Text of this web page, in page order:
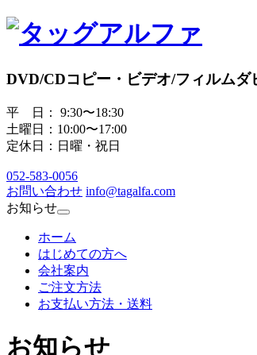
DVD/CDコピー・ビデオ/フィルム
平 日： 9:30〜18:30
土曜日：10:00〜17:00
定休日：日曜・祝日
052-583-0056
お問い合わせ info@tagalfa.com
お知らせ
ホーム
はじめての方へ
会社案内
ご注文方法
お支払い方法・送料
お知らせ